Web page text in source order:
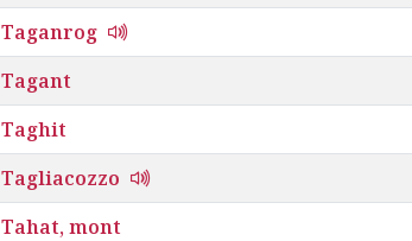
Taganrog
Tagant
Taghit
Tagliacozzo
Tahat, mont